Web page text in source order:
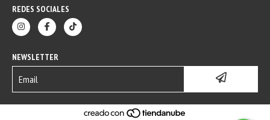
REDES SOCIALES
NEWSLETTER